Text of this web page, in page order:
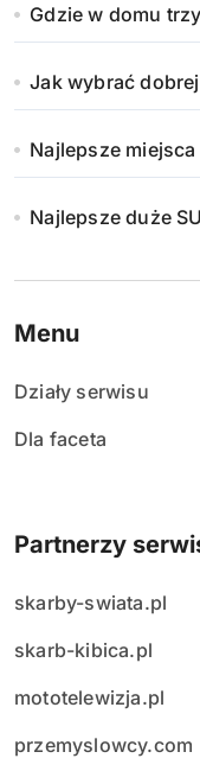
Gdzie w domu
Jak wybrać
Najlepsze
Najlepsze duże
Menu
Działy serwisu
Dla faceta
Partnerzy
skarby-swiata.pl
skarb-kibica.pl
mototelewizja.pl
przemyslowcy.com